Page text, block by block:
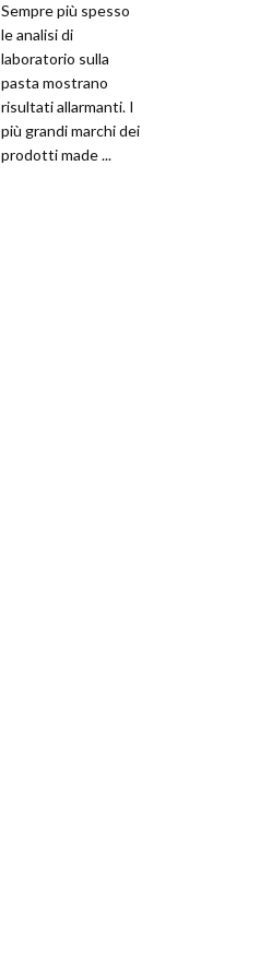
Sempre più spesso
le analisi di
laboratorio sulla
pasta mostrano
risultati allarmanti. I
più grandi marchi dei
prodotti made ...